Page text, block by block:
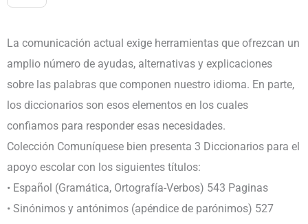
La comunicación actual exige herramientas que ofrezcan un
amplio número de ayudas, alternativas y explicaciones
sobre las palabras que componen nuestro idioma. En parte,
los diccionarios son esos elementos en los cuales
confiamos para responder esas necesidades.
Colección Comuníquese bien presenta 3 Diccionarios para el
apoyo escolar con los siguientes títulos:
• Español (Gramática, Ortografía-Verbos) 543 Paginas
• Sinónimos y antónimos (apéndice de parónimos) 527